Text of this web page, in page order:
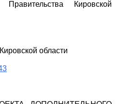
Кировской
области